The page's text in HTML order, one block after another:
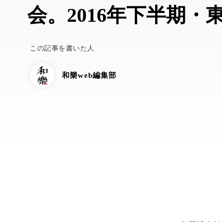
会。2016年下半期・
この記事を書いた人
和樂web編集部